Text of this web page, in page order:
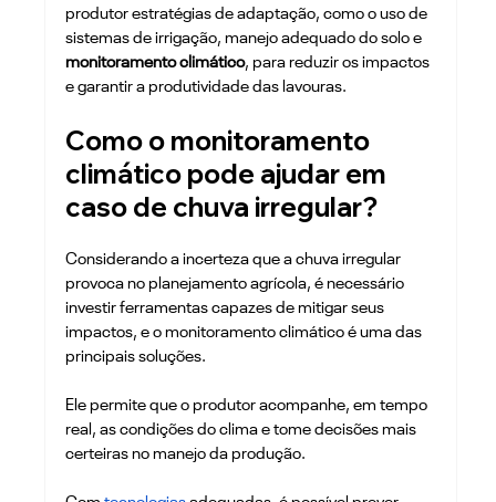
produtor estratégias de adaptação, como o uso de
sistemas de irrigação, manejo adequado do solo e
monitoramento climático, para reduzir os impactos
e garantir a produtividade das lavouras.
Como o monitoramento
climático pode ajudar em
caso de chuva irregular?
Considerando a incerteza que a chuva irregular
provoca no planejamento agrícola, é necessário
investir ferramentas capazes de mitigar seus
impactos, e o monitoramento climático é uma das
principais soluções.
Ele permite que o produtor acompanhe, em tempo
real, as condições do clima e tome decisões mais
certeiras no manejo da produção.